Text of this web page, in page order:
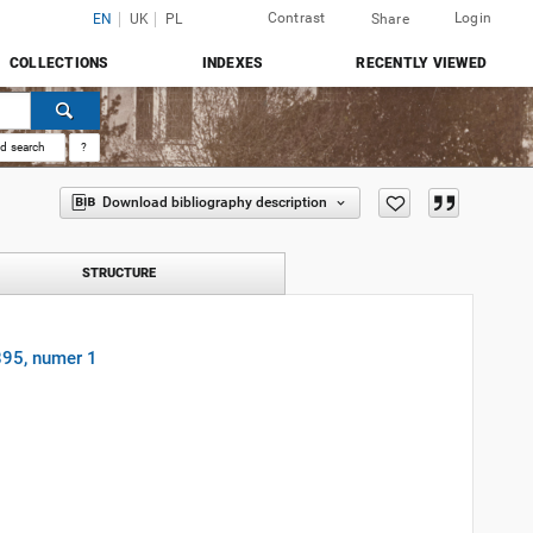
EN UK PL Contrast Share Login
COLLECTIONS INDEXES RECENTLY VIEWED
search ?
Download bibliography description
STRUCTURE
numer 1